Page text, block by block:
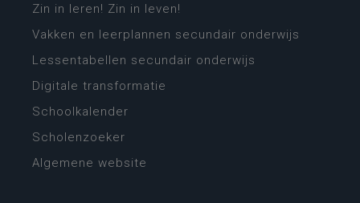
Zin in leren! Zin in leven!
Vakken en leerplannen secundair onderwijs
Lessentabellen secundair onderwijs
Digitale transformatie
Schoolkalender
Scholenzoeker
Algemene website